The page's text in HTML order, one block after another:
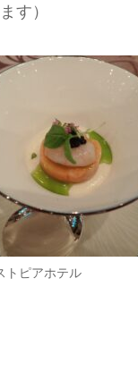
す）
トピアホテル